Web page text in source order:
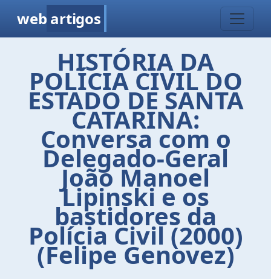
web artigos
HISTÓRIA DA
POLÍCIA CIVIL DO
ESTADO DE SANTA
CATARINA:
Conversa com o
Delegado-Geral
João Manoel
Lipinski e os
bastidores da
Polícia Civil (2000)
(Felipe Genovez)